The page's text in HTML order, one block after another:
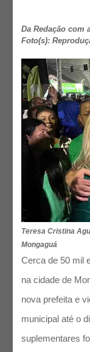
Da Redação com
Foto(s):
Teresa Cristina
Mongaguá
Cerca de 50 mil
na cidade de
nova prefeita e
municipal até o
suplementares